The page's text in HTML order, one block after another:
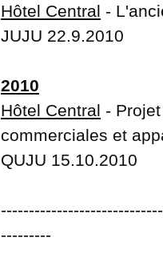
Hôtel Central -
JUJU 22.9.2010
2010
Hôtel Central -
commerciales et
QUJU 15.10.2010
---------